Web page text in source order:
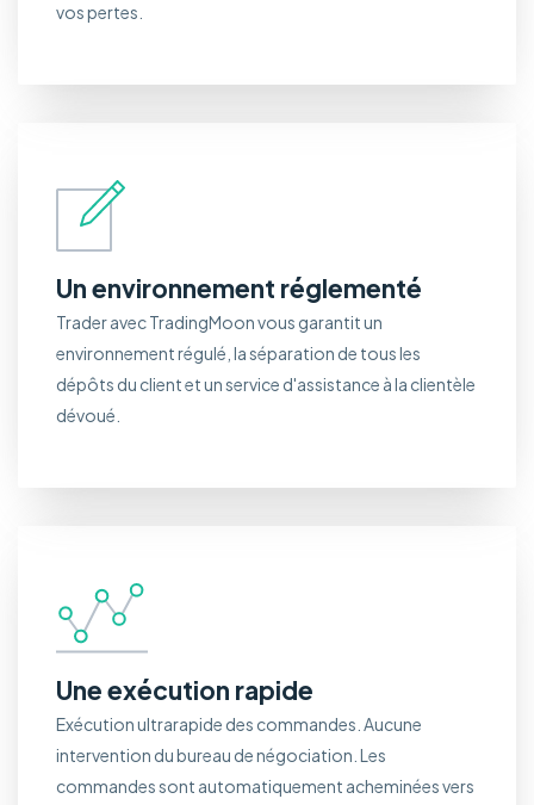
vos pertes.
Un environnement réglementé
Trader avec TradingMoon vous garantit un
environnement régulé, la séparation de tous les
dépôts du client et un service d'assistance à la clientèle
dévoué.
Une exécution rapide
Exécution ultrarapide des commandes. Aucune
intervention du bureau de négociation. Les
commandes sont automatiquement acheminées vers